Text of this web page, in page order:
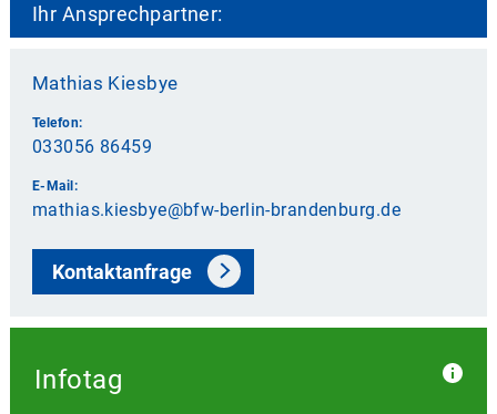
Ihr Ansprechpartner:
Mathias Kiesbye
Telefon:
033056 86459
E-Mail:
mathias.kiesbye@bfw-berlin-brandenburg.de
Kontaktanfrage
Infotag